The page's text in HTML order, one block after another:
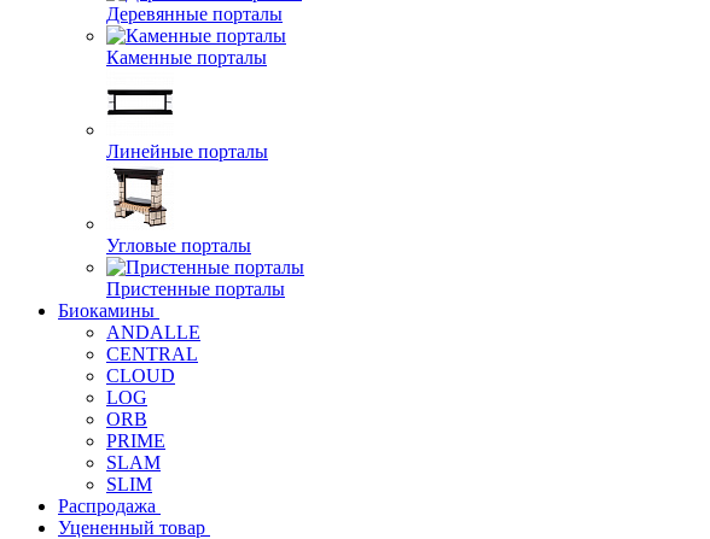
Деревянные порталы
Каменные порталы
Линейные порталы
Угловые порталы
Пристенные порталы
Биокамины
ANDALLE
CENTRAL
CLOUD
LOG
ORB
PRIME
SLAM
SLIM
Распродажа
Уцененный товар